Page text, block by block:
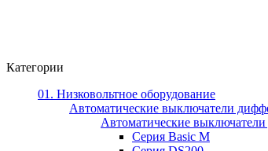
Категории
01. Низковольтное оборудование
Автоматические выключатели
Автоматические
Серия Basic M